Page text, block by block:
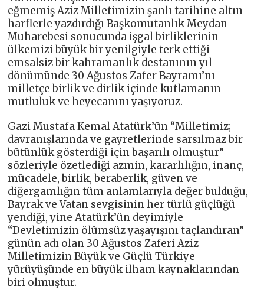
eğmemiş Aziz Milletimizin şanlı tarihine altın
harflerle yazdırdığı Başkomutanlık Meydan
Muharebesi sonucunda işgal birliklerinin
ülkemizi büyük bir yenilgiyle terk ettiği
emsalsiz bir kahramanlık destanının yıl
dönümünde 30 Ağustos Zafer Bayramı’nı
milletçe birlik ve dirlik içinde kutlamanın
mutluluk ve heyecanını yaşıyoruz.
Gazi Mustafa Kemal Atatürk’ün “Milletimiz;
davranışlarında ve gayretlerinde sarsılmaz bir
bütünlük gösterdiği için başarılı olmuştur”
sözleriyle özetlediği azmin, kararlılığın, inanç,
mücadele, birlik, beraberlik, güven ve
diğergamlığın tüm anlamlarıyla değer bulduğu,
Bayrak ve Vatan sevgisinin her türlü güçlüğü
yendiği, yine Atatürk’ün deyimiyle
“Devletimizin ölümsüz yaşayışını taçlandıran”
günün adı olan 30 Ağustos Zaferi Aziz
Milletimizin Büyük ve Güçlü Türkiye
yürüyüşünde en büyük ilham kaynaklarından
biri olmuştur.